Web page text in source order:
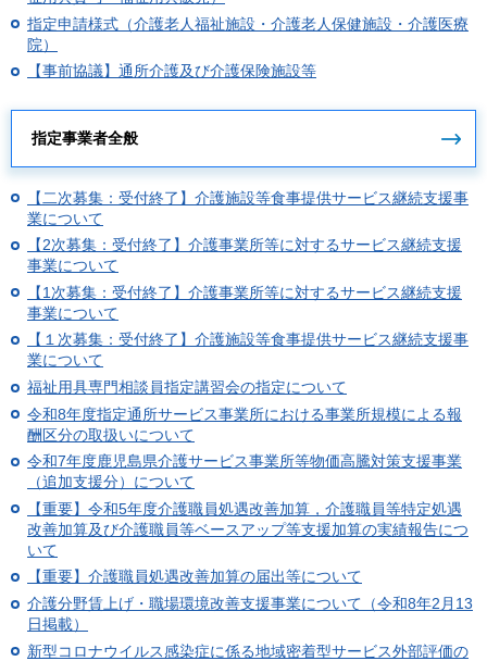
指定申請様式（介護老人福祉施設・介護老人保健施設・介護医療
院）
【事前協議】通所介護及び介護保険施設等
指定事業者全般
【二次募集：受付終了】介護施設等食事提供サービス継続支援事
業について
【2次募集：受付終了】介護事業所等に対するサービス継続支援
事業について
【1次募集：受付終了】介護事業所等に対するサービス継続支援
事業について
【１次募集：受付終了】介護施設等食事提供サービス継続支援事
業について
福祉用具専門相談員指定講習会の指定について
令和8年度指定通所サービス事業所における事業所規模による報
酬区分の取扱いについて
令和7年度鹿児島県介護サービス事業所等物価高騰対策支援事業
（追加支援分）について
【重要】令和5年度介護職員処遇改善加算，介護職員等特定処遇
改善加算及び介護職員等ベースアップ等支援加算の実績報告につ
いて
【重要】介護職員処遇改善加算の届出等について
介護分野賃上げ・職場環境改善支援事業について（令和8年2月13
日掲載）
新型コロナウイルス感染症に係る地域密着型サービス外部評価の